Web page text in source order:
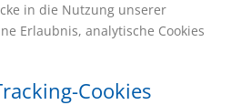
in die Nutzung unserer
Erlaubnis, analytische Cookies
Cookies